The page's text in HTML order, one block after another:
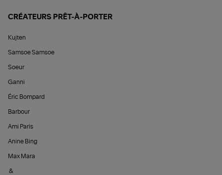
CRÉATEURS PRÊT-À-PORTER
Kujten
Samsoe Samsoe
Soeur
Ganni
Éric Bompard
Barbour
Ami Paris
Anine Bing
Max Mara
&